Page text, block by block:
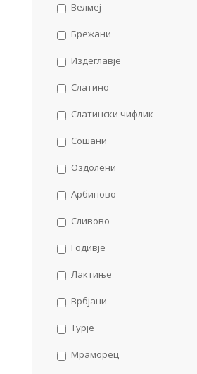
Велмеј
Брежани
Издеглавје
Слатино
Слатински чифлик
Сошани
Оздолени
Арбиново
Сливово
Годивје
Лактиње
Врбјани
Турје
Мраморец